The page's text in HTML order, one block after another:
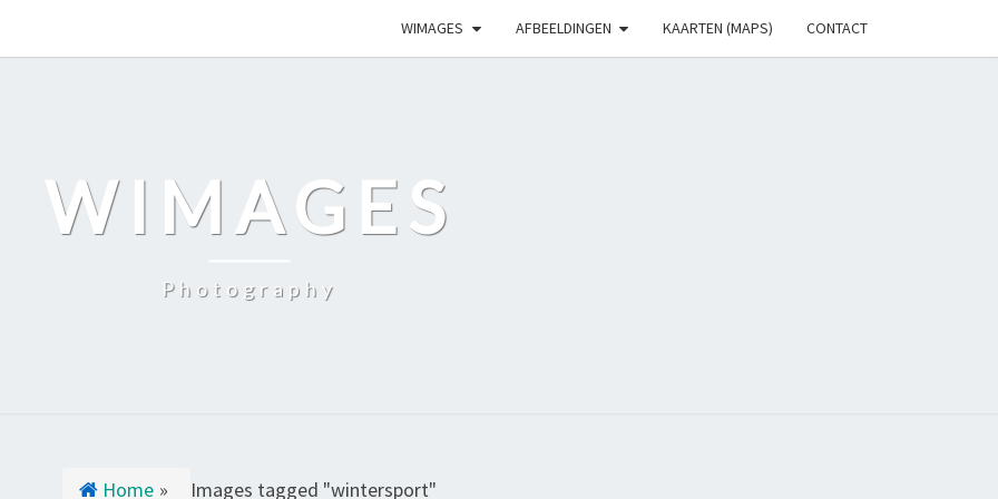
WIMAGES AFBEELDINGEN KAARTEN (MAPS) CONTACT
WIMAGES
Photography
Home » Images tagged "wintersport"